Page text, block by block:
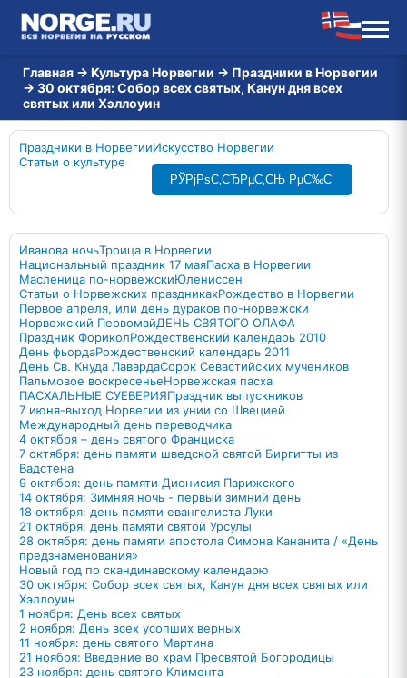
Главная → Культура Норвегии → Праздники в Норвегии
→ 30 октября: Собор всех святых, Канун дня всех
святых или Хэллоуин
Праздники в НорвегииИскусство Норвегии
Статьи о культуре
РЎРјРѕС‚СЂРµС‚СЊ РµС‰С‘
Иванова ночьТроица в Норвегии
Национальный праздник 17 маяПасха в Норвегии
Масленица по-норвежскиЮлениссен
Статьи о Норвежских праздникахРождество в Норвегии
Первое апреля, или день дураков по-норвежски
Норвежский ПервомайДЕНЬ СВЯТОГО ОЛАФА
Праздник ФориколРождественский календарь 2010
День фьордаРождественский календарь 2011
День Св. Кнуда ЛавардаСорок Севастийских мучеников
Пальмовое воскресеньеНорвежская пасха
ПАСХАЛЬНЫЕ СУЕВЕРИЯПраздник выпускников
7 июня-выход Норвегии из унии со Швецией
Международный день переводчика
4 октября – день святого Франциска
7 октября: день памяти шведской святой Биргитты из
Вадстена
9 октября: день памяти Дионисия Парижского
14 октября: Зимняя ночь - первый зимний день
18 октября: день памяти евангелиста Луки
21 октября: день памяти святой Урсулы
28 октября: день памяти апостола Симона Кананита / «День
предзнаменования»
Новый год по скандинавскому календарю
30 октября: Собор всех святых, Канун дня всех святых или
Хэллоуин
1 ноября: День всех святых
2 ноября: День всех усопших верных
11 ноября: день святого Мартина
21 ноября: Введение во храм Пресвятой Богородицы
23 ноября: день святого Климента